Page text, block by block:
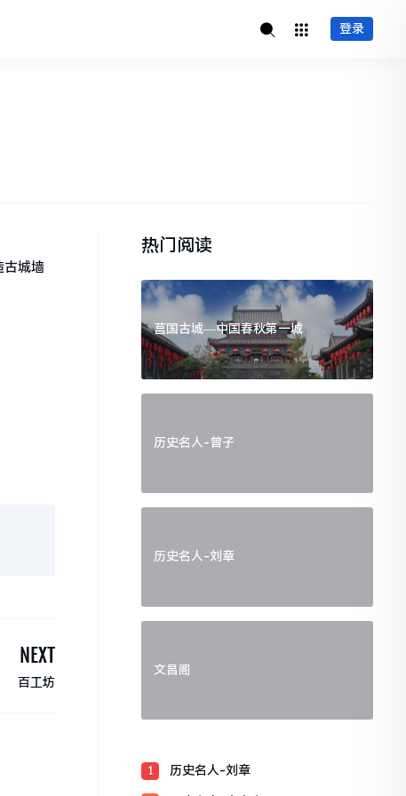
登录
古城墙
NEXT
百工坊
热门阅读
莒国古城—中国春秋第一城
历史名人-曾子
历史名人-刘章
文昌阁
1 历史名人-刘章